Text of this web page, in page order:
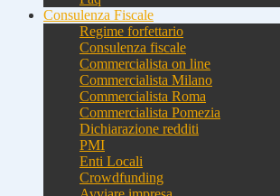
Consulenza Fiscale
Regime forfettario
Consulenza fiscale
Commercialista on line
Commercialista Milano
Commercialista Roma
Commercialista Pomezia
Dichiarazione redditi
PMI
Enti Locali
Crowdfunding